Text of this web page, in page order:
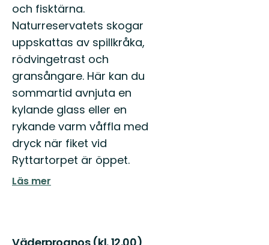
och fisktärna.
Naturreservatets skogar
uppskattas av spillkråka,
rödvingetrast och
gransångare. Här kan du
sommartid avnjuta en
kylande glass eller en
rykande varm våffla med
dryck när fiket vid
Ryttartorpet är öppet.
Läs mer